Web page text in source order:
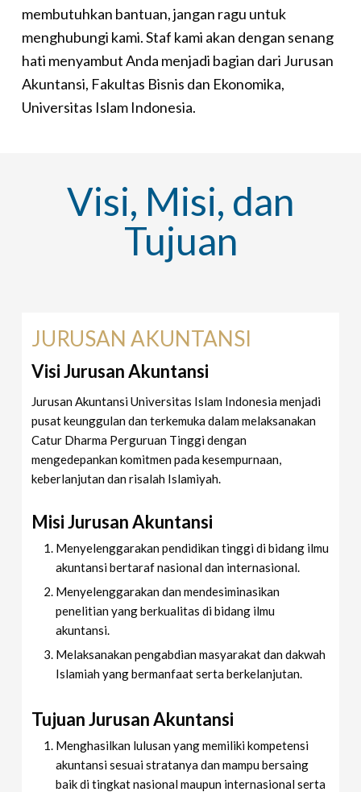
membutuhkan bantuan, jangan ragu untuk
menghubungi kami. Staf kami akan dengan senang
hati menyambut Anda menjadi bagian dari Jurusan
Akuntansi, Fakultas Bisnis dan Ekonomika,
Universitas Islam Indonesia.
Visi, Misi, dan
Tujuan
JURUSAN AKUNTANSI
Visi Jurusan Akuntansi
Jurusan Akuntansi Universitas Islam Indonesia menjadi
pusat keunggulan dan terkemuka dalam melaksanakan
Catur Dharma Perguruan Tinggi dengan
mengedepankan komitmen pada kesempurnaan,
keberlanjutan dan risalah Islamiyah.
Misi Jurusan Akuntansi
Menyelenggarakan pendidikan tinggi di bidang ilmu
akuntansi bertaraf nasional dan internasional.
Menyelenggarakan dan mendesiminasikan
penelitian yang berkualitas di bidang ilmu
akuntansi.
Melaksanakan pengabdian masyarakat dan dakwah
Islamiah yang bermanfaat serta berkelanjutan.
Tujuan Jurusan Akuntansi
Menghasilkan lulusan yang memiliki kompetensi
akuntansi sesuai stratanya dan mampu bersaing
baik di tingkat nasional maupun internasional serta